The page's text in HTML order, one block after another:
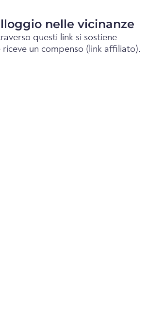
nelle vicinanze
questi link si sostiene
riceve un compenso (link affiliato).